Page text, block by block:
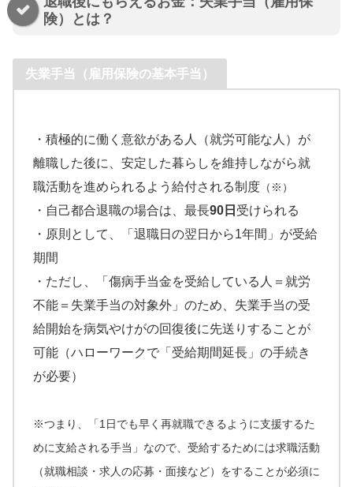
険）とは？
失業手当（雇用保険の基本手当）
・積極的に働く意欲がある人（就労可能な人）が
離職した後に、安定した暮らしを維持しながら就
職活動を進められるよう給付される制度 （※）
・自己都合退職の場合は、最長90日 受けられる
・原則として、「退職日の翌日から1年間」が受給
期間
・ただし、「傷病手当金を受給している人＝就労
不能＝失業手当の対象外」のため、失業手当の受
給開始を病気やけがの回復後に先送りすることが
可能（ハローワークで「受給期間延長」の手続き
が必要）
※つまり、 「1日でも早く再就職できるように支援するた
めに支給される手当」なので、受給するためには求職活動
（就職相談・求人の応募・面接など）をすることが必須に